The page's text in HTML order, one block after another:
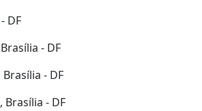
DF
- DF
- DF
Brasília - DF